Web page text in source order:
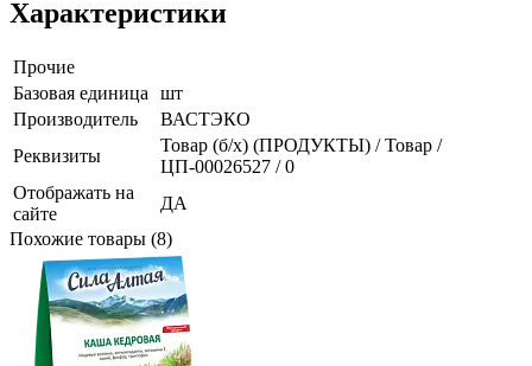
Характеристики
Прочие
Базовая единица
шт
Производитель
ВАСТЭКО
Реквизиты
Товар (б/х) (ПРОДУКТЫ) / Товар /
ЦП-00026527 / 0
Отображать на
сайте
ДА
Похожие товары (8)